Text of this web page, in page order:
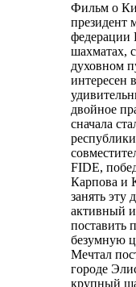
Фильм о
президент
федерации
шахматах,
духовном
интересен
двойное
сначала
FIDE,
Карпова и
занять эту
активный
поставить
безумную
Мечтал
городе
крупный